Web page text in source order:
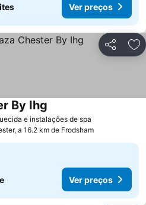
Ver preços
Partilhar
e instalações de spa
By Ihg
a 16.2 km de Frodsham
Ver preços